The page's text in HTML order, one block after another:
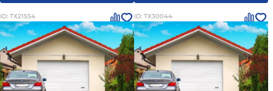
ID: ТХ21554 ID: ТХ30044